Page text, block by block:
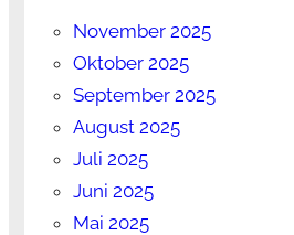
November 2025
Oktober 2025
September 2025
August 2025
Juli 2025
Juni 2025
Mai 2025